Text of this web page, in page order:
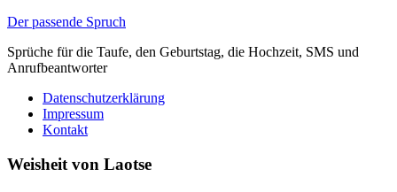
Zum
springen
Der passende Spruch
Sprüche für die Taufe, den Geburtstag, die Hochzeit, SMS und
Anrufbeantworter
Datenschutzerklärung
Impressum
Kontakt
Weisheit von Laotse